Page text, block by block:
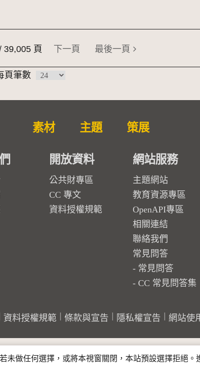
39,005 頁 下一頁 最後一頁
頁筆數
素材 主題 策展
開放資料
公共財專區
CC 專文
資料授權規範
網站服務
主題網站
教育資源專區
OpenAPI專區
相關連結
聯絡我們
常見問答
常見問答
CC 常見問答集
資料授權規範 條款與宣告 隱私權宣告 網站使
未做任何選擇，或將本視窗關閉，本站預設選擇拒絕。